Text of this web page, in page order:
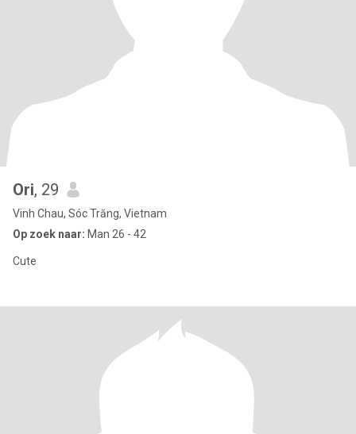
Ori, 29
Vinh Chau, Sóc Trăng, Vietnam
Op zoek naar: Man 26 - 42
Cute